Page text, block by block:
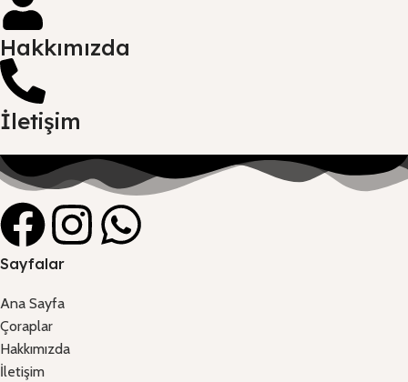
Hakkımızda
İletişim
Sayfalar
Ana Sayfa
Çoraplar
Hakkımızda
İletişim